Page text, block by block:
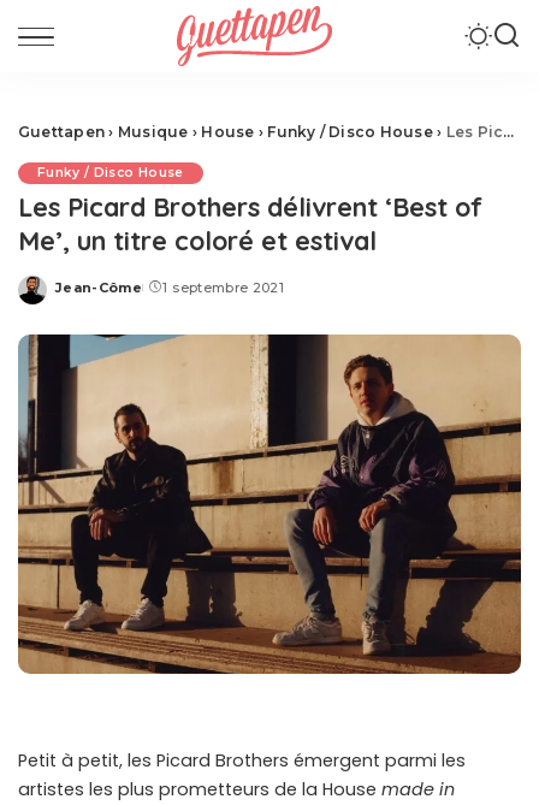
Guettapen › Musique › House › Funky / Disco House› Les Picard Brothers délivrent ‘Best of Me’, un titre coloré et estival
Funky / Disco House
Les Picard Brothers délivrent ‘Best of
Me’, un titre coloré et estival
Posted
Jean-Côme 1 septembre 2021
Petit à petit, les Picard Brothers émergent parmi les
artistes les plus prometteurs de la House made in